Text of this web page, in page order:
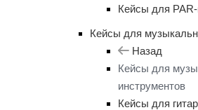
Кейсы для
Кейсы для
Назад
Кейсы для
инструментов
Кейсы для